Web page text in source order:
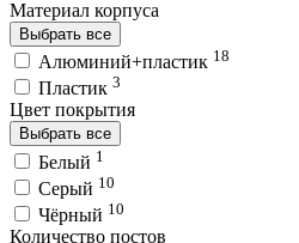
Материал корпуса
Выбрать все
Алюминий+пластик 18
Пластик 3
Цвет покрытия
Выбрать все
Белый 1
Серый 10
Чёрный 10
Количество постов